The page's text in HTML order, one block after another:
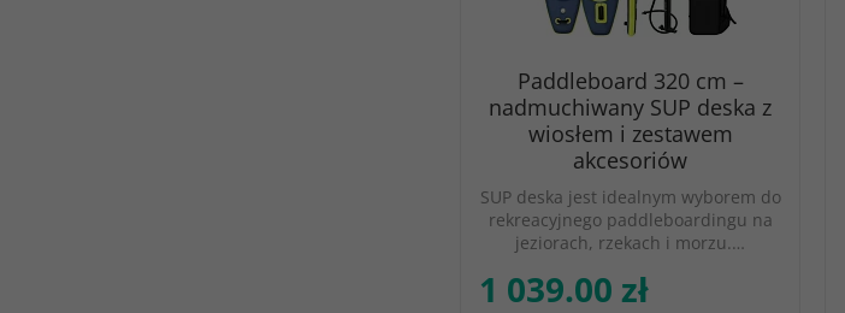
Paddleboard 320 cm –
nadmuchiwany SUP deska z
wiosłem i zestawem
akcesoriów
SUP deska jest idealnym wyborem do
rekreacyjnego paddleboardingu na
jeziorach, rzekach i morzu.…
1 039.00 zł